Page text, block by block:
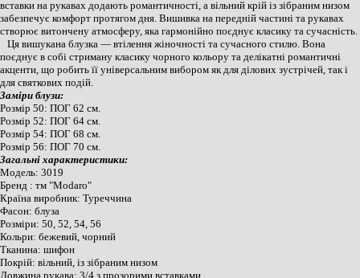
вставки на рукавах додають романтичності, а вільний крій із зібраним низом
забезпечує комфорт протягом дня. Вишивка на передній частині та рукавах
створює витончену атмосферу, яка гармонійно поєднує класику та сучасність.
Ця вишукана блузка — втілення жіночності та сучасного стилю. Вона
поєднує в собі стриману класику чорного кольору та делікатні романтичні
акценти, що робить її універсальним вибором як для ділових зустрічей, так і
для святкових подій.
Заміри блузи:
Розмір 50: ПОГ 62 см.
Розмір 52: ПОГ 64 см.
Розмір 54: ПОГ 68 см.
Розмір 56: ПОГ 70 см.
Загальні характеристики:
Модель: 3019
Бренд : тм "Modaro"
Країна виробник: Туреччина
Фасон: блуза
Розміри: 50, 52, 54, 56
Кольри: бежевий, чорний
Тканина: шифон
Покрій: вільний, із зібраним низом
Довжина рукава: 3/4 з прозорими вставками